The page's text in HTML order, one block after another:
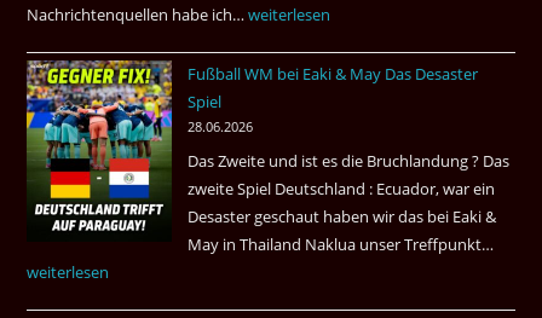
Nachrichtenquellen habe ich…Erdbeben
Venezuela
weiterlesen
Fußball WM bei Eaki & May Das Desaster
Spiel
28.06.2026
Das Zweite und ist es die Bruchlandung ? Das
zweite Spiel Deutschland : Ecuador, war ein
Desaster geschaut haben wir das bei Eaki &
May in Thailand Naklua unser Treffpunkt…
bei
weiterlesen